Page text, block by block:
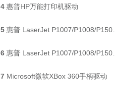
4 惠普HP万能打印机驱动
5
6
7 Microsoft微软XBox 360手柄驱动